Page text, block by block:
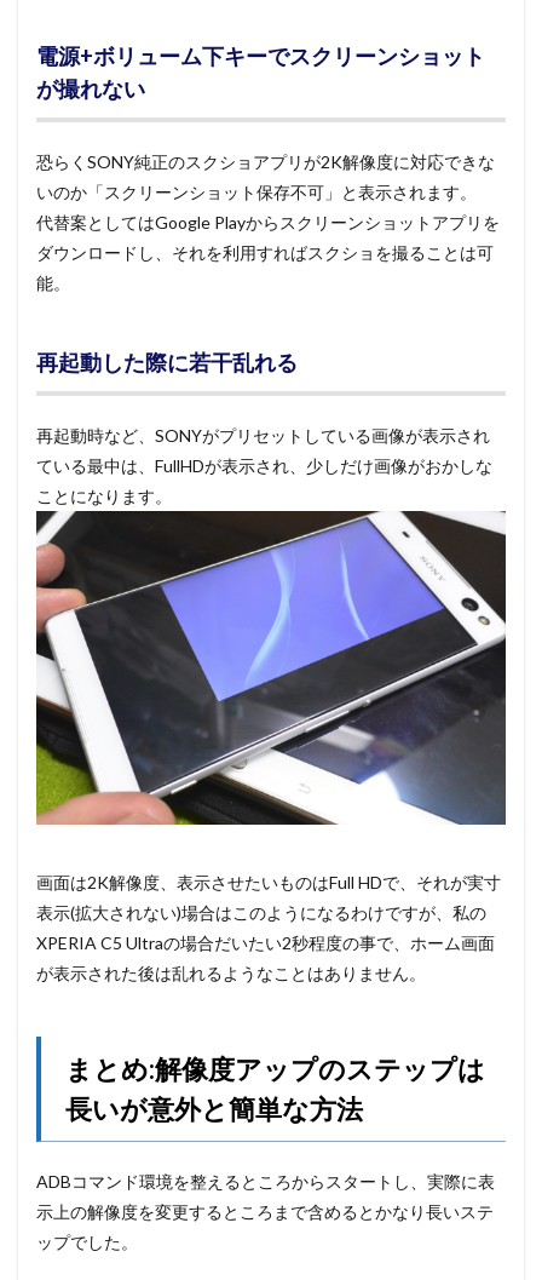
電源+ボリューム下キーでスクリーンショット
が撮れない
恐らくSONY純正のスクショアプリが2K解像度に対応できな
いのか「スクリーンショット保存不可」と表示されます。
代替案としてはGoogle Playからスクリーンショットアプリを
ダウンロードし、それを利用すればスクショを撮ることは可
能。
再起動した際に若干乱れる
再起動時など、SONYがプリセットしている画像が表示され
ている最中は、FullHDが表示され、少しだけ画像がおかしな
ことになります。
画面は2K解像度、表示させたいものはFull HDで、それが実寸
表示(拡大されない)場合はこのようになるわけですが、私の
XPERIA C5 Ultraの場合だいたい2秒程度の事で、ホーム画面
が表示された後は乱れるようなことはありません。
まとめ:解像度アップのステップは
長いが意外と簡単な方法
ADBコマンド環境を整えるところからスタートし、実際に表
示上の解像度を変更するところまで含めるとかなり長いステ
ップでした。